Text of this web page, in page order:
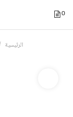
0
الرئيسية